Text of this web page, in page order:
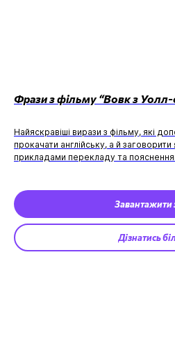
Фрази з фільму “Вовк з Уолл-
Найяскравіші вирази з фільму, які
прокачати англійську, а й
прикладами перекладу та
Завантажити
Дізнатись